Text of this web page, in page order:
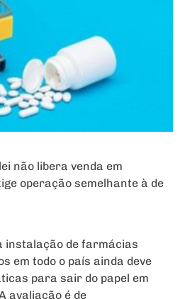
não libera venda em
operação semelhante à de
instalação de farmácias
em todo o país ainda deve
para sair do papel em
avaliação é de